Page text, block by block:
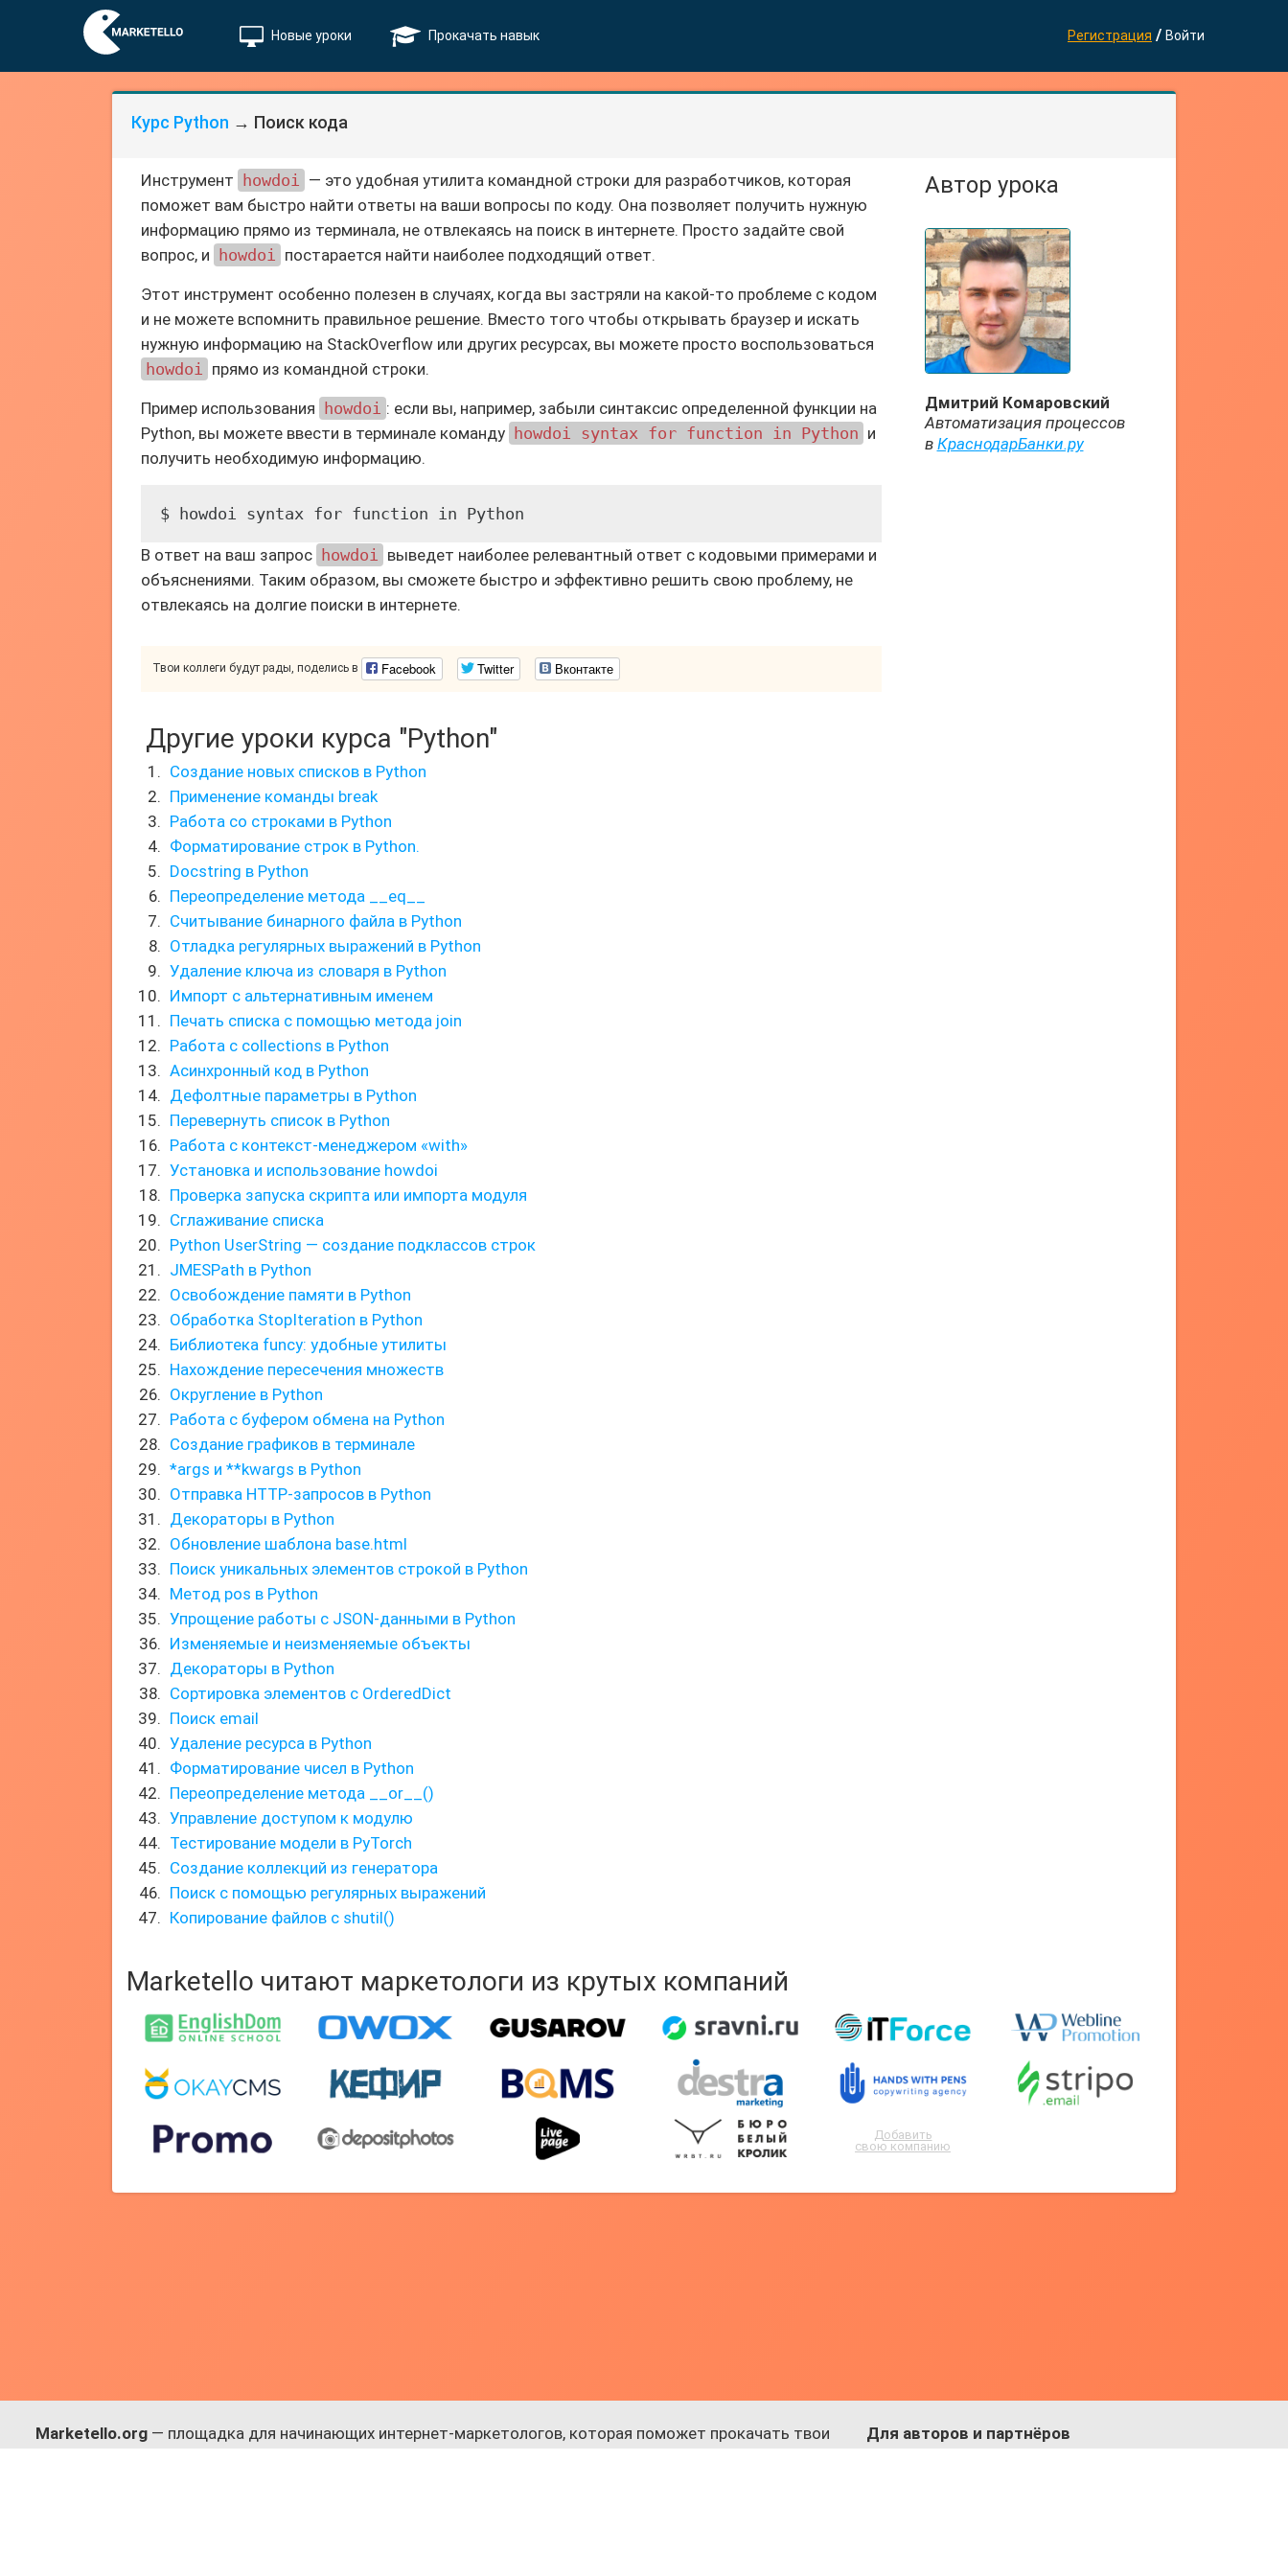
Новые уроки Прокачать навык Регистрация / Войти
Курс Python → Поиск кода
Инструмент howdoi — это удобная утилита командной строки для разработчиков, которая
поможет вам быстро найти ответы на ваши вопросы по коду. Она позволяет получить нужную
информацию прямо из терминала, не отвлекаясь на поиск в интернете. Просто задайте свой
вопрос, и
howdoi постарается найти наиболее подходящий ответ.
Этот инструмент особенно полезен в случаях, когда вы застряли на какой-то проблеме с кодом
и не можете вспомнить правильное решение. Вместо того чтобы открывать браузер и искать
нужную информацию на StackOverflow или других ресурсах, вы можете просто воспользоваться
howdoi прямо из командной строки.
Пример использования howdoi : если вы, например, забыли синтаксис определенной функции на
Python, вы можете ввести в терминале команду howdoi syntax for function in Python и
получить необходимую информацию.
В ответ на ваш запрос howdoi выведет наиболее релевантный ответ с кодовыми примерами и
объяснениями. Таким образом, вы сможете быстро и эффективно решить свою проблему, не
отвлекаясь на долгие поиски в интернете.
Твои коллеги будут рады, поделись в Facebook Twitter Вконтакте
Автор урока
Дмитрий Комаровский
Автоматизация процессов
в КраснодарБанки.ру
Другие уроки курса "Python"
Создание новых списков в Python
Применение команды break
Работа со строками в Python
Форматирование строк в Python.
Docstring в Python
Переопределение метода __eq__
Считывание бинарного файла в Python
Отладка регулярных выражений в Python
Удаление ключа из словаря в Python
Импорт с альтернативным именем
Печать списка с помощью метода join
Работа с collections в Python
Асинхронный код в Python
Дефолтные параметры в Python
Перевернуть список в Python
Работа с контекст-менеджером «with»
Установка и использование howdoi
Проверка запуска скрипта или импорта модуля
Сглаживание списка
Python UserString — создание подклассов строк
JMESPath в Python
Освобождение памяти в Python
Обработка StopIteration в Python
Библиотека funcy: удобные утилиты
Нахождение пересечения множеств
Округление в Python
Работа с буфером обмена на Python
Создание графиков в терминале
*args и **kwargs в Python
Отправка HTTP-запросов в Python
Декораторы в Python
Обновление шаблона base.html
Поиск уникальных элементов строкой в Python
Метод pos в Python
Упрощение работы с JSON-данными в Python
Изменяемые и неизменяемые объекты
Декораторы в Python
Сортировка элементов с OrderedDict
Поиск email
Удаление ресурса в Python
Форматирование чисел в Python
Переопределение метода __or__()
Управление доступом к модулю
Тестирование модели в PyTorch
Создание коллекций из генератора
Поиск с помощью регулярных выражений
Копирование файлов с shutil()
Marketello читают маркетологи из крутых компаний
Добавить
свою компанию
Marketello.org — площадка для начинающих интернет-маркетологов, которая поможет прокачать твои
Для авторов и партнёров